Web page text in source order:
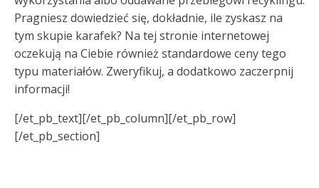
Pragniesz dowiedzieć się, dokładnie, ile zyskasz na
tym skupie karafek? Na tej stronie internetowej
oczekują na Ciebie również standardowe ceny tego
typu materiałów. Zweryfikuj, a dodatkowo zaczerpnij
informacji!
[/et_pb_text][/et_pb_column][/et_pb_row]
[/et_pb_section]